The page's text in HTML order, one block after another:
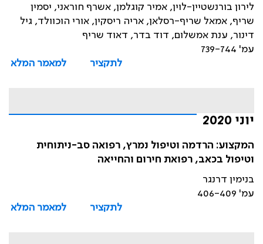
לירון בורנשטיין-לוין, אמיר קוגלמן, אשרף חוראני, יסמין
שריף, אמאל שריף-רסלאן, אריה ריסקין, אורי הוכוולד, גיל
דינור, ענת אמשלום, דוד בדר, דאוד שריף
עמ' 739-744
לתקציר
למאמר המלא
יוני 2020
המקצוע: הרדמה וטיפול נמרץ, רפואה סב-ניתוחית
וטיפול בכאב, רפואת חירום והחייאה
בנימין דרנגר
עמ' 406-409
לתקציר
למאמר המלא